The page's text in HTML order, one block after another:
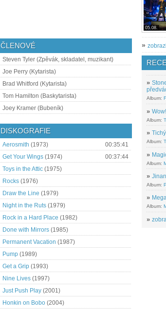
ČLENOVÉ
Steven Tyler (Zpěvák, skladatel, muzikant)
Joe Perry (Kytarista)
Brad Whitford (Kytarista)
Tom Hamilton (Baskytarista)
Joey Kramer (Bubeník)
DISKOGRAFIE
Aerosmith (1973)
00:35:41
Get Your Wings (1974)
00:37:44
Toys in the Attic (1975)
Rocks (1976)
Draw the Line (1979)
Night in the Ruts (1979)
Rock in a Hard Place (1982)
Done with Mirrors (1985)
Permanent Vacation (1987)
Pump (1989)
Get a Grip (1993)
Nine Lives (1997)
Just Push Play (2001)
Honkin on Bobo (2004)
05.08.
»
»
Album:
»
Album:
»
Album:
»
Album:
»
Album:
»
Album:
»